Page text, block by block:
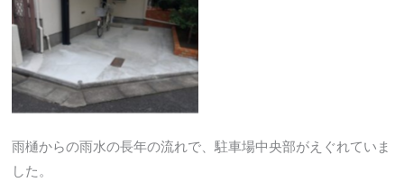
No Caption
雨樋からの雨水の長年の流れで、駐車場中央部がえぐれていま
した。